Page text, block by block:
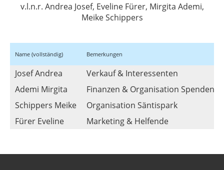
v.l.n.r. Andrea Josef, Eveline Fürer, Mirgita Ademi,
Meike Schippers
Name (vollständig) Bemerkungen
Josef Andrea
Verkauf & Interessenten
Ademi Mirgita
Finanzen & Organisation Spenden
Schippers Meike
Organisation Säntispark
Fürer Eveline
Marketing & Helfende